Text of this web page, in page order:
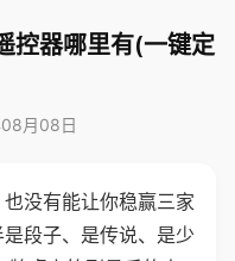
控器哪里有(一键定
月08日
没有能让你稳赢三家
段子、是传说、是少